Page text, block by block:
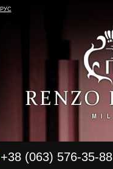
РУС
+38 (063) 576-35-88